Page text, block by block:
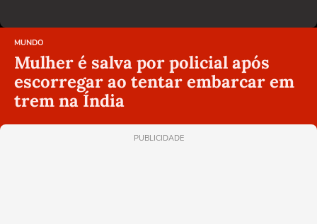
MUNDO
Mulher é salva por policial após
escorregar ao tentar embarcar em
trem na Índia
PUBLICIDADE